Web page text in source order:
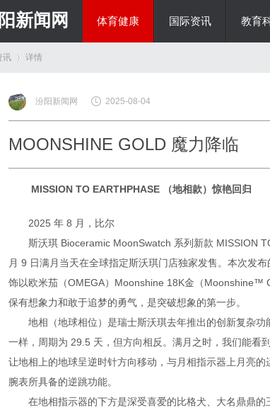
新闻网 体育健康 国际资讯 教育
讯
›
详情
汾阳新闻网 2025-08-04
MOONSHINE GOLD 魔力降临
MISSION TO EARTHPHASE （地相款）惊艳回归
2025 年 8 月，比尔
斯沃琪 Bioceramic MoonSwatch 系列新款 MISSION
月 9 日满月当天在全球指定斯沃琪门店独家发售。本次发
饰以欧米茄（OMEGA）Moonshine 18K金（Moonshine™
保有想象力和敢于追梦的勇气，是突破想象的第一步。
地相（地球相位）是瑞士斯沃琪去年推出的创新复杂功
一样，周期为 29.5 天，但方向相反。满月之时，我们能看
让地相上的地球呈逆时针方向移动，与月相指示器上月亮
腕表所具备的逆跳功能。
在地相指示器的下方是深受喜爱的比格犬、大名鼎鼎的